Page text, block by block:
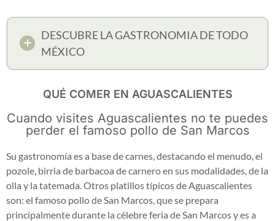
DESCUBRE LA GASTRONOMIA DE TODO
MÉXICO
QUÉ COMER EN AGUASCALIENTES
Cuando visites Aguascalientes no te puedes
perder el famoso pollo de San Marcos
Su gastronomía es a base de carnes, destacando el menudo, el
pozole, birria de barbacoa de carnero en sus modalidades, de la
olla y la tatemada. Otros platillos típicos de Aguascalientes
son: el famoso pollo de San Marcos, que se prepara
principalmente durante la célebre feria de San Marcos y es a